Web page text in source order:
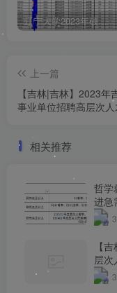
辽宁大学2023年硕士研究生拟录取名单（所有学院均包含！！！图片仅供展示）
上一篇
【吉林|吉林】2023年
事业单位招聘高层次人
相关推荐
哲学
进急
二次
【
层